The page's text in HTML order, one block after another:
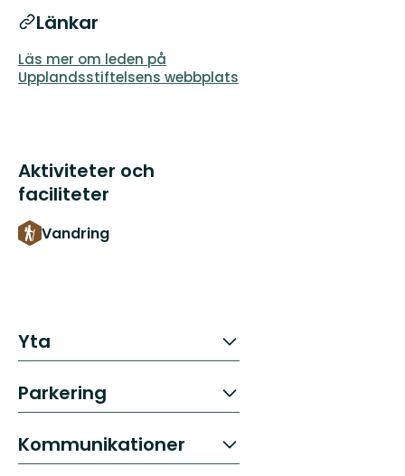
Länkar
Läs mer om leden på
Upplandsstiftelsens webbplats
Aktiviteter och
faciliteter
Vandring
Yta
Parkering
Kommunikationer